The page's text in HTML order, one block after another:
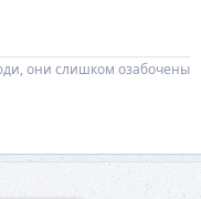
они слишком озабочены